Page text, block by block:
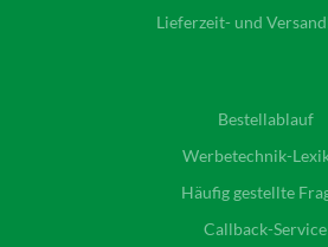
Lieferzeit- und
Bestellablauf
Werbetechnik-
Häufig gestellte
Callback-Service